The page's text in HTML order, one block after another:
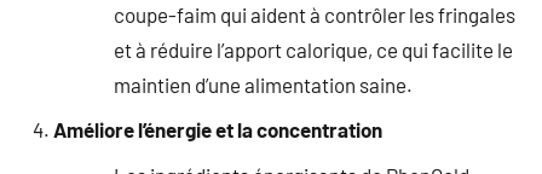
coupe-faim qui aident à contrôler les fringales
et à réduire l’apport calorique, ce qui facilite le
maintien d’une alimentation saine.
Améliore l’énergie et la concentration